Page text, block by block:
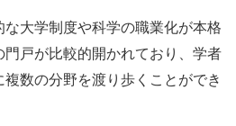
大学制度や科学の職業化が本格
戸が比較的開かれており、学者
数の分野を渡り歩くことができ